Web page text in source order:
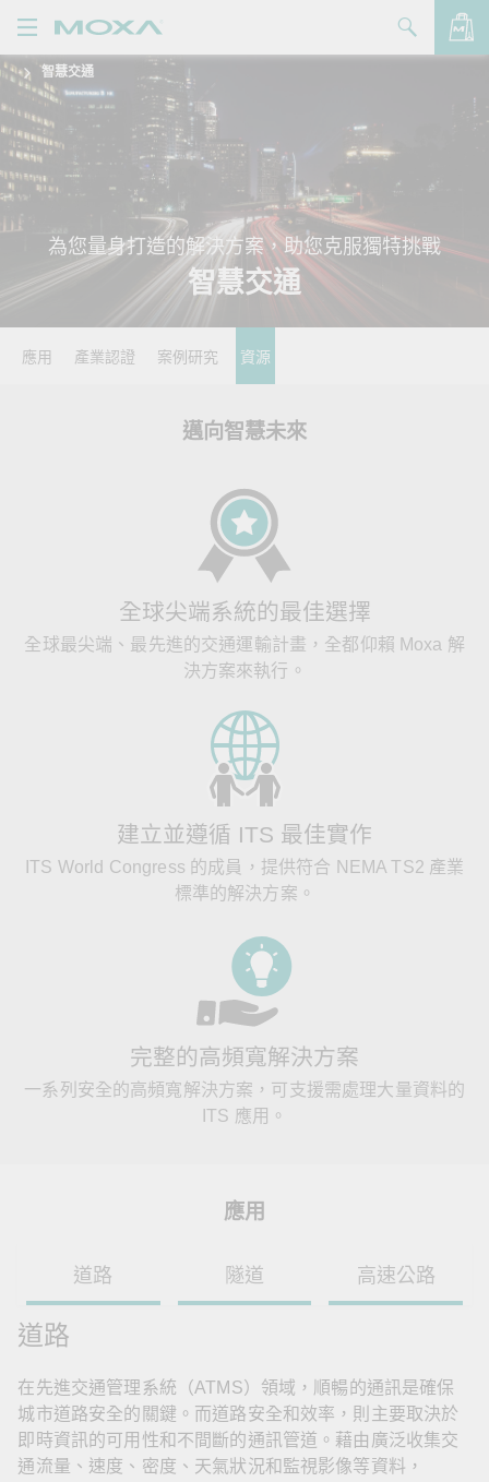
品
決方案
援
買
於我們
絡我們
智慧交通
為您量身打造的解決方案，助您克服獨特挑戰
智慧交通
應用 產業認證 案例研究 資源
邁向智慧未來
全球尖端系統的最佳選擇
全球最尖端、最先進的交通運輸計畫，全都仰賴 Moxa 解
決方案來執行。
建立並遵循 ITS 最佳實作
ITS World Congress 的成員，提供符合 NEMA TS2 產業
標準的解決方案。
完整的高頻寬解決方案
一系列安全的高頻寬解決方案，可支援需處理大量資料的
ITS 應用。
應用
道路 隧道 高速公路
道路
在先進交通管理系統（ATMS）領域，順暢的通訊是確保
城市道路安全的關鍵。而道路安全和效率，則主要取決於
即時資訊的可用性和不間斷的通訊管道。藉由廣泛收集交
通流量、速度、密度、天氣狀況和監視影像等資料，
查看詢價明細